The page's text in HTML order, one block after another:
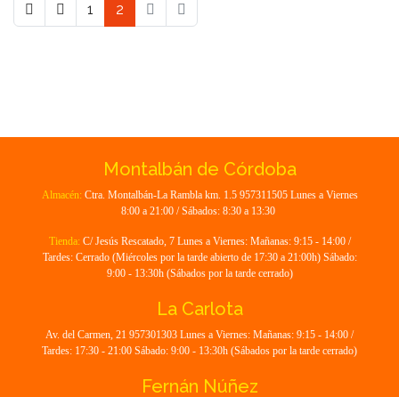
1 2
Montalbán de Córdoba
Almacén: Ctra. Montalbán-La Rambla km. 1.5 957311505 Lunes a Viernes
8:00 a 21:00 / Sábados: 8:30 a 13:30
Tienda: C/ Jesús Rescatado, 7 Lunes a Viernes: Mañanas: 9:15 - 14:00 /
Tardes: Cerrado (Miércoles por la tarde abierto de 17:30 a 21:00h) Sábado:
9:00 - 13:30h (Sábados por la tarde cerrado)
La Carlota
Av. del Carmen, 21 957301303 Lunes a Viernes: Mañanas: 9:15 - 14:00 /
Tardes: 17:30 - 21:00 Sábado: 9:00 - 13:30h (Sábados por la tarde cerrado)
Fernán Núñez